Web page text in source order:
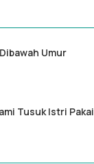
Umur
Tusuk Istri Pakai